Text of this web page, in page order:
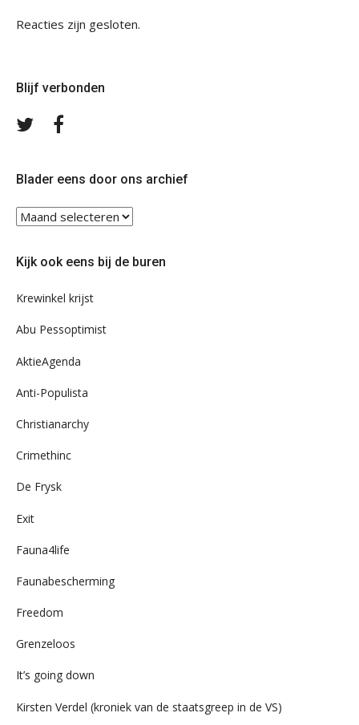
Reacties zijn gesloten.
Blijf verbonden
Volg
Blader eens door ons archief
Blader
ons
Kijk ook eens bij de buren
Krewinkel krijst
Abu Pessoptimist
AktieAgenda
Anti-Populista
Christianarchy
Crimethinc
De Frysk
Exit
Fauna4life
Faunabescherming
Freedom
Grenzeloos
It’s going down
Kirsten Verdel (kroniek van de staatsgreep in de VS)